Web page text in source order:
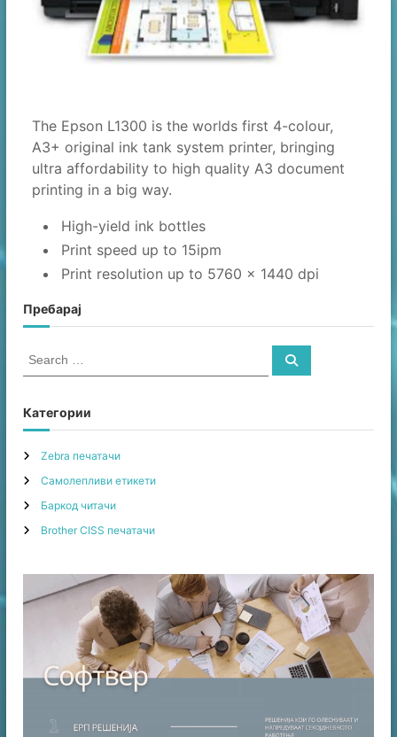
The Epson L1300 is the worlds first 4-colour,
A3+ original ink tank system printer, bringing
ultra affordability to high quality A3 document
printing in a big way.
High-yield ink bottles
Print speed up to 15ipm
Print resolution up to 5760 x 1440 dpi
Пребарај
S
r
c
f
o
r
S
Категории
Zebra печатачи
Самолепливи етикети
Баркод читачи
Brother CISS печатачи